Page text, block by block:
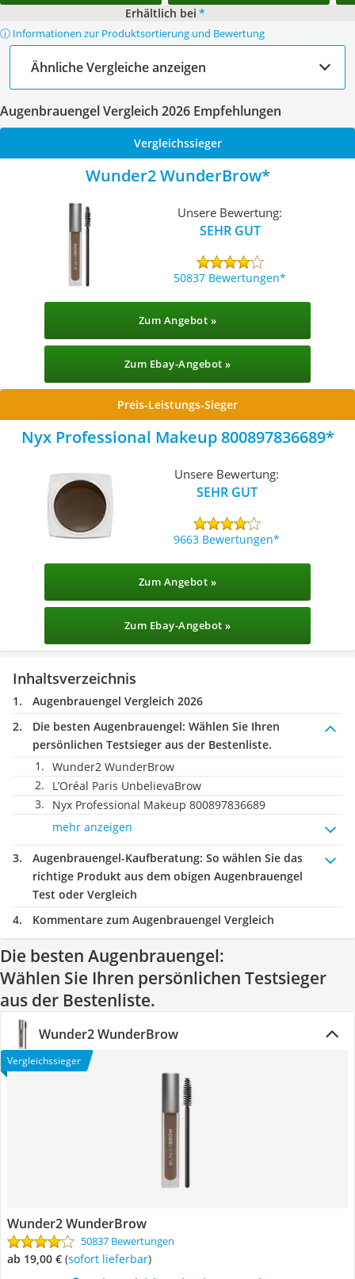
Erhältlich bei *
ⓘ Informationen zur Produktsortierung und Bewertung
Ähnliche Vergleiche anzeigen
Augenbrauengel Vergleich 2026 Empfehlungen
Vergleichssieger
Wunder2 WunderBrow
Unsere Bewertung:
SEHR GUT
50837 Bewertungen
Zum Angebot »
Zum Ebay-Angebot »
Preis-Leistungs-Sieger
Nyx Professional Makeup 800897836689
Unsere Bewertung:
SEHR GUT
9663 Bewertungen
Zum Angebot »
Zum Ebay-Angebot »
Inhaltsverzeichnis
Augenbrauengel Vergleich 2026
Die besten Augenbrauengel: Wählen Sie Ihren
persönlichen Testsieger aus der Bestenliste.
Wunder2 WunderBrow
L’Oréal Paris UnbelievaBrow
Nyx Professional Makeup 800897836689
mehr anzeigen
Augenbrauengel-Kaufberatung: So wählen Sie das
richtige Produkt aus dem obigen Augenbrauengel
Test oder Vergleich
Kommentare zum Augenbrauengel Vergleich
Die besten Augenbrauengel:
Wählen Sie Ihren persönlichen Testsieger
aus der Bestenliste.
Wunder2 WunderBrow
Vergleichssieger
Wunder2 WunderBrow
50837 Bewertungen
ab 19,00 € ( Sofort lieferbar)